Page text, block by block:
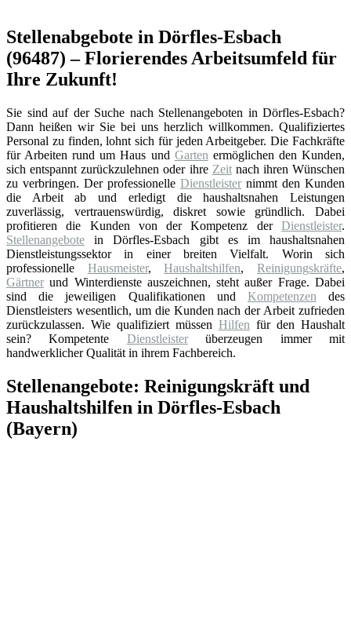
Stellenabgebote in Dörfles-Esbach
(96487) – Florierendes Arbeitsumfeld für
Ihre Zukunft!
Sie sind auf der Suche nach Stellenangeboten in Dörfles-Esbach?
Dann heißen wir Sie bei uns herzlich willkommen. Qualifiziertes
Personal zu finden, lohnt sich für jeden Arbeitgeber. Die Fachkräfte
für Arbeiten rund um Haus und Garten ermöglichen den Kunden,
sich entspannt zurückzulehnen oder ihre Zeitnach ihren Wünschen
zu verbringen. Der professionelle Dienstleister nimmt den Kunden
die Arbeit ab und erledigt die haushaltsnahen Leistungen
zuverlässig, vertrauenswürdig, diskret sowie gründlich. Dabei
profitieren die Kunden von der Kompetenz der Dienstleister.
Stellenangebote in Dörfles-Esbach gibt es im haushaltsnahen
Dienstleistungssektor in einer breiten Vielfalt. Worin sich
professionelle Hausmeister,Haushaltshilfen,Reinigungskräfte,
Gärtner und Winterdienste auszeichnen, steht außer Frage. Dabei
sind die jeweiligen Qualifikationen und Kompetenzen des
Dienstleisters wesentlich, um die Kunden nach der Arbeit zufrieden
zurückzulassen. Wie qualifiziert müssen Hilfen für den Haushalt
sein? Kompetente Dienstleisterüberzeugen immer mit
handwerklicher Qualität in ihrem Fachbereich.
Stellenangebote: Reinigungskräft und
Haushaltshilfen in Dörfles-Esbach
(Bayern)